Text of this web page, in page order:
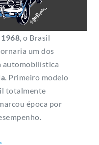
, o Brasil
um dos
automobilística
. Primeiro modelo
totalmente
época por